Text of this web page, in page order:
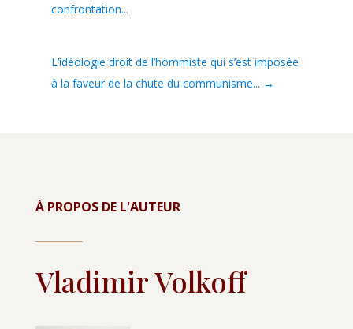
confrontation...
L’idéologie droit de l’hommiste qui s’est imposée
à la faveur de la chute du communisme... →
À PROPOS DE L'AUTEUR
Vladimir Volkoff